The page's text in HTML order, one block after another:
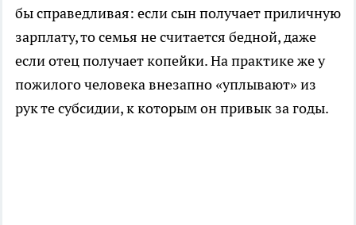
бы справедливая: если сын получает приличную
зарплату, то семья не считается бедной, даже
если отец получает копейки. На практике же у
пожилого человека внезапно «уплывают» из
рук те субсидии, к которым он привык за годы.